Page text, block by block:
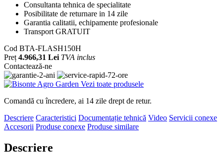
Consultanta tehnica de specialitate
Posibilitate de returnare in 14 zile
Garantia calitatii, echipamente profesionale
Transport GRATUIT
Cod BTA-FLASH150H
Preț 4.966,31 Lei TVA inclus
Contactează-ne
Vezi toate produsele
Comandă cu încredere, ai 14 zile drept de retur.
Descriere Caracteristici Documentație tehnică Video Servicii conexe
Accesorii Produse conexe Produse similare
Descriere